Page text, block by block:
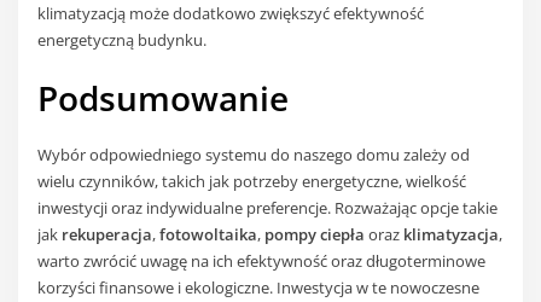
klimatyzacją może dodatkowo zwiększyć efektywność
energetyczną budynku.
Podsumowanie
Wybór odpowiedniego systemu do naszego domu zależy od
wielu czynników, takich jak potrzeby energetyczne, wielkość
inwestycji oraz indywidualne preferencje. Rozważając opcje takie
jak rekuperacja,fotowoltaika, pompy ciepła oraz klimatyzacja,
warto zwrócić uwagę na ich efektywność oraz długoterminowe
korzyści finansowe i ekologiczne. Inwestycja w te nowoczesne